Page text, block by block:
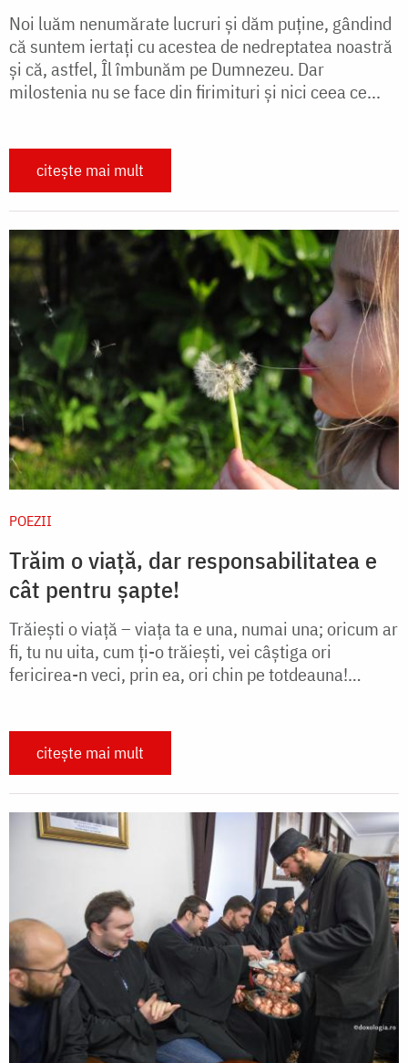
Noi luăm nenumărate lucruri și dăm puține, gândind
că suntem iertați cu acestea de nedreptatea noastră
și că, astfel, Îl îmbunăm pe Dumnezeu. Dar
milostenia nu se face din firimituri și nici ceea ce...
citește mai mult
POEZII
Trăim o viață, dar responsabilitatea e
cât pentru șapte!
Trăiești o viață – viața ta e una, numai una; oricum ar
fi, tu nu uita, cum ți-o trăiești, vei câștiga ori
fericirea-n veci, prin ea, ori chin pe totdeauna!…
citește mai mult